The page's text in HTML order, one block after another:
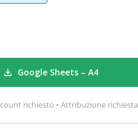
Google Sheets – A4
richiesto • Attribuzione richiesta